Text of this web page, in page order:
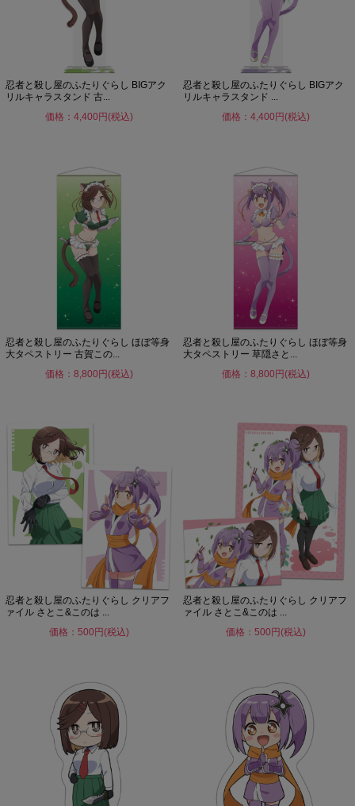
忍者と殺し屋のふたりぐらし BIGアク
リルキャラスタンド 古...
価格：4,400円(税込)
忍者と殺し屋のふたりぐらし BIGアク
リルキャラスタンド ...
価格：4,400円(税込)
忍者と殺し屋のふたりぐらし ほぼ等身
大タペストリー 古賀この...
価格：8,800円(税込)
忍者と殺し屋のふたりぐらし ほぼ等身
大タペストリー 草隠さと...
価格：8,800円(税込)
忍者と殺し屋のふたりぐらし クリアフ
ァイル さとこ&このは ...
価格：500円(税込)
忍者と殺し屋のふたりぐらし クリアフ
ァイル さとこ&このは ...
価格：500円(税込)